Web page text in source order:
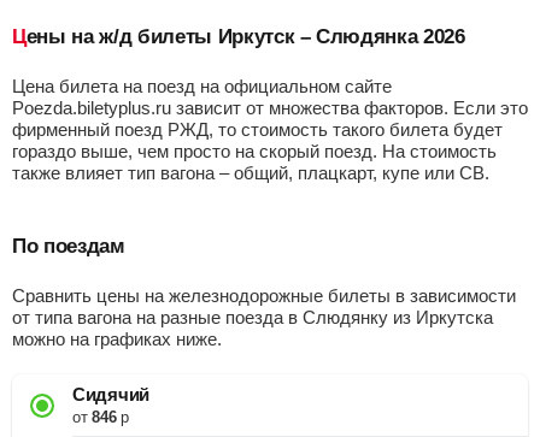
Цены на ж/д билеты Иркутск – Слюдянка 2026
Цена билета на поезд на официальном сайте
Poezda.biletyplus.ru зависит от множества факторов. Если это
фирменный поезд РЖД, то стоимость такого билета будет
гораздо выше, чем просто на скорый поезд. На стоимость
также влияет тип вагона – общий, плацкарт, купе или СВ.
По поездам
Сравнить цены на железнодорожные билеты в зависимости
от типа вагона на разные поезда в Слюдянку из Иркутска
можно на графиках ниже.
Сидячий
от846р